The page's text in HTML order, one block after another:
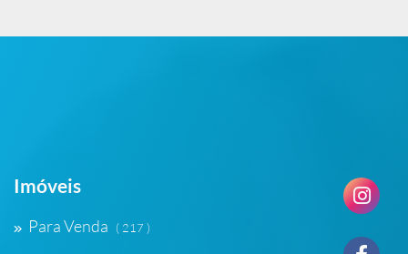
Imóveis
Para Venda ( 217 )